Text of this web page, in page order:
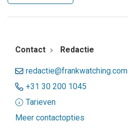
Contact Redactie
redactie@frankwatching.com
+31 30 200 1045
Tarieven
Meer contactopties